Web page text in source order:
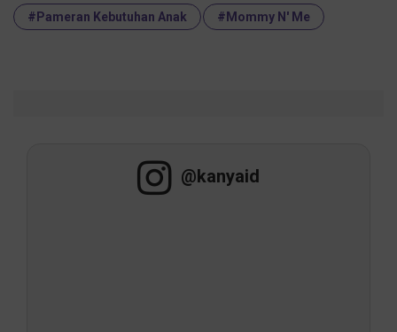
#Pameran Kebutuhan Anak #Mommy N' Me
@kanyaid